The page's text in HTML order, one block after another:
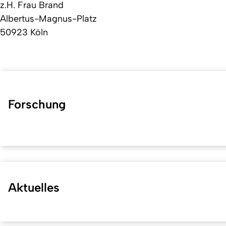
z.H. Frau Brand
Albertus-Magnus-Platz
50923 Köln
Forschung
Aktuelles